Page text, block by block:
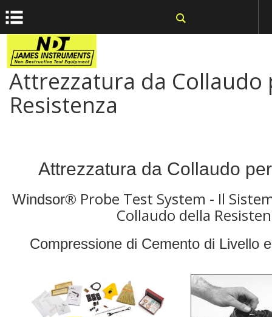
{dataLayer.push(arguments);} gtag('js', new Date());
Attrezzatura da Collaudo
Resistenza
Attrezzatura da Collaudo
Windsor® Probe Test System - Il
Collaudo della
Compressione di Cemento di Livello